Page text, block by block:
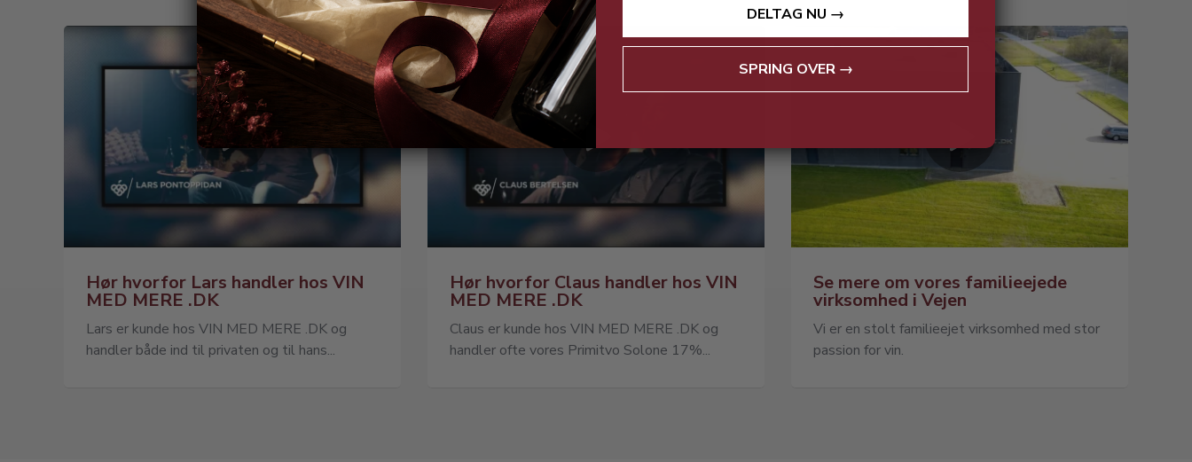
Hør hvorfor Lars handler hos VIN
MED MERE .DK
Lars er kunde hos VIN MED MERE .DK og
handler både ind til privaten og til hans...
Hør hvorfor Claus handler hos VIN
MED MERE .DK
Claus er kunde hos VIN MED MERE .DK og
handler ofte vores Primitvo Solone 17%...
Se mere om vores familieejede
virksomhed i Vejen
Vi er en stolt familieejet virksomhed med stor
passion for vin.
DELTAG NU →
SPRING OVER →